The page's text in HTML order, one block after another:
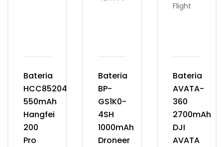
Bateria
HCC852040
550mAh
Hangfei
200
Pro
Bateria
BP-
GS1K0-
4SH
1000mAh
Droneer
Bateria
AVATA-
360
2700mAh
DJI
AVATA